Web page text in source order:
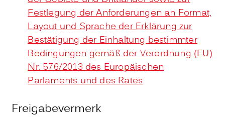
Festlegung der Anforderungen an Format,
Layout und Sprache der Erklärung zur
Bestätigung der Einhaltung bestimmter
Bedingungen gemäß der Verordnung (EU)
Nr. 576/2013 des Europäischen
Parlaments und des Rates
Freigabevermerk